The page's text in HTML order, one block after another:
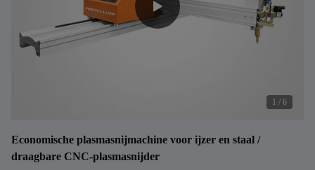
1 / 6
Economische plasmasnijmachine voor ijzer en staal /
draagbare CNC-plasmasnijder